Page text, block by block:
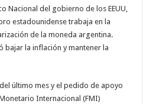
Nacional del gobierno de los EEUU,
estadounidense trabaja en la
de la moneda argentina.
bajar la inflación y mantener la
último mes y el pedido de apoyo
Internacional (FMI)